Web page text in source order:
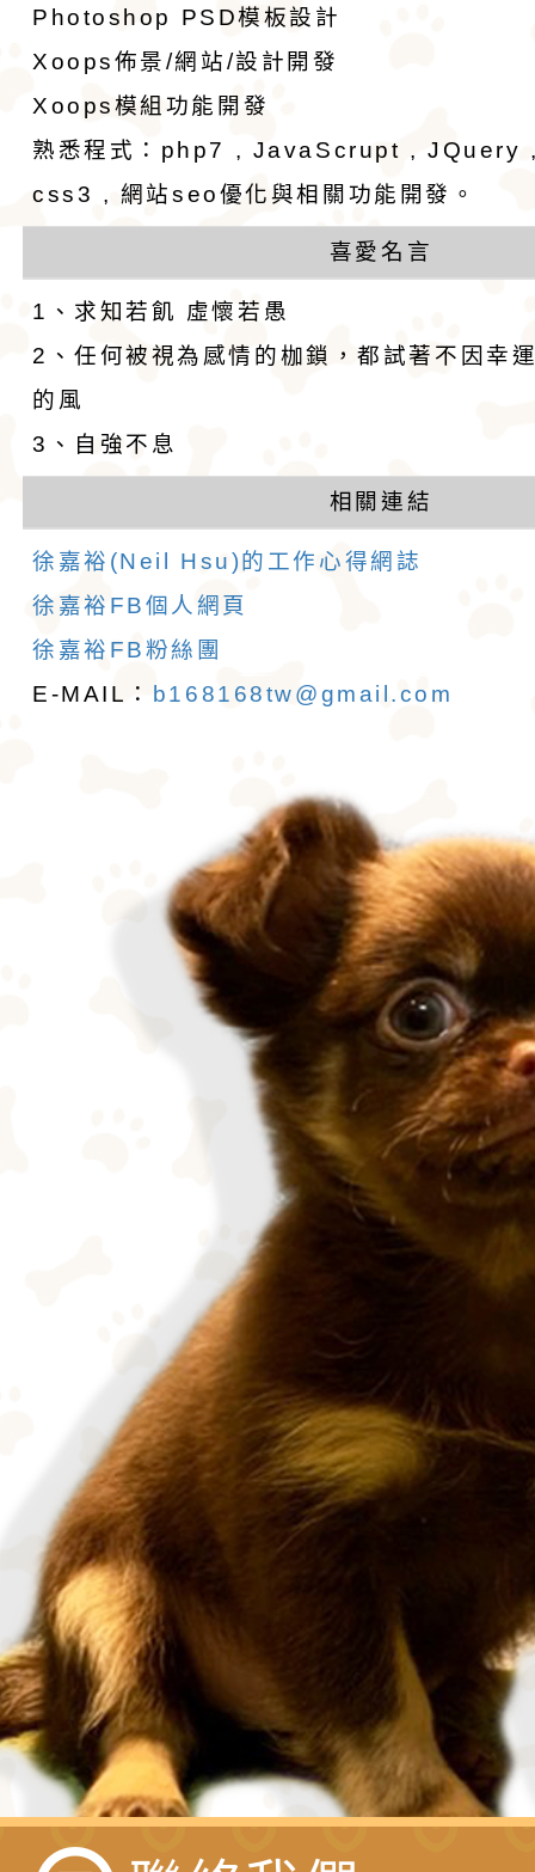
Photoshop PSD模板設計
Xoops佈景/網站/設計開發
Xoops模組功能開發
熟悉程式：php7 , JavaScrupt ,
css3 , 網站seo優化與相關功能開發。
喜愛名言
1、求知若飢 虛懷若愚
2、任何被視為感情的枷鎖，都試著不因幸
的風
3、自強不息
相關連結
徐嘉裕(Neil Hsu)的工作心得網誌
徐嘉裕FB個人網頁
徐嘉裕FB粉絲團
E-MAIL：
b168168tw@gmail.com